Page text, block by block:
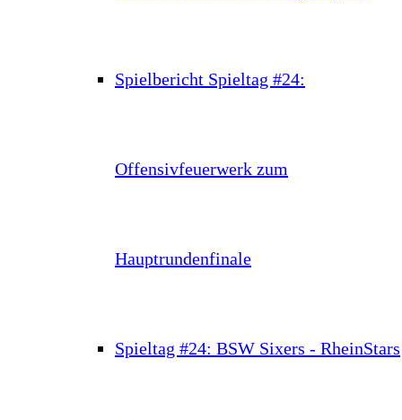
Spielbericht Spieltag #24:
Offensivfeuerwerk zum
Hauptrundenfinale
Spieltag #24: BSW Sixers - RheinStars